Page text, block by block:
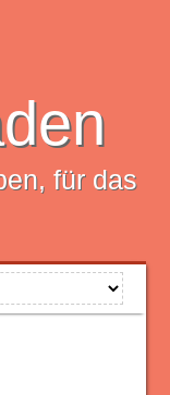
für das